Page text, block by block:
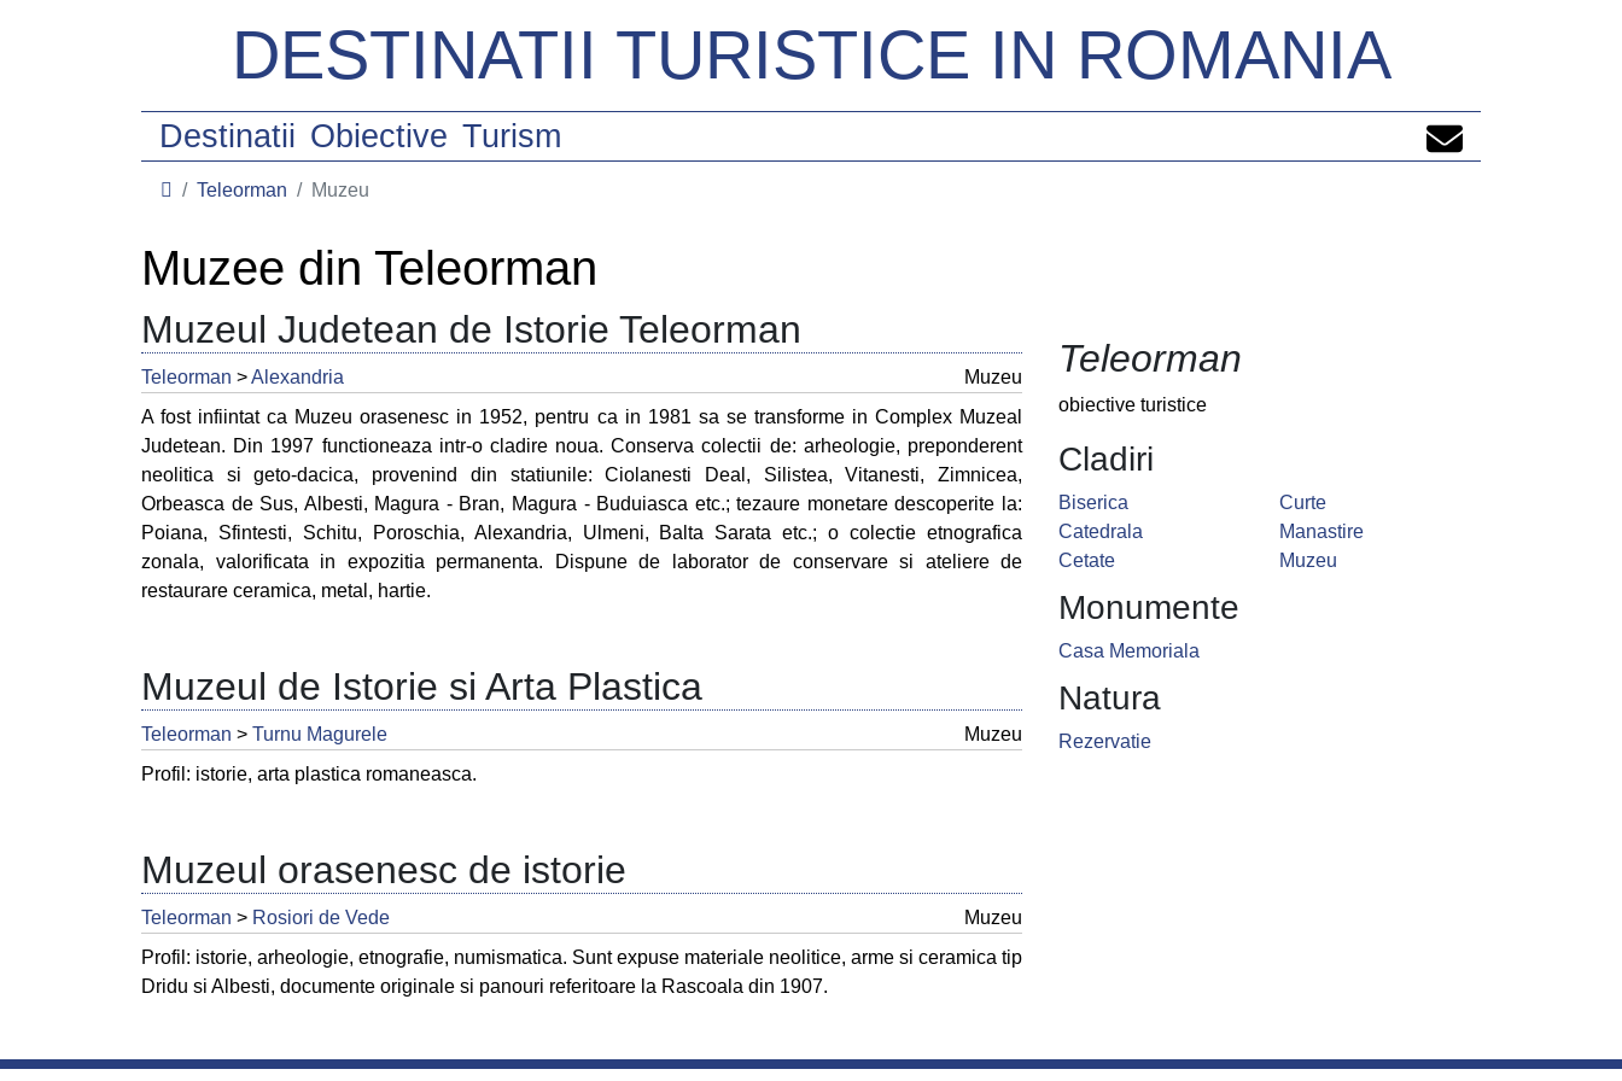
DESTINATII TURISTICE IN ROMANIA
Destinatii Obiective Turism
Teleorman Muzeu
Muzee din Teleorman
Muzeul Judetean de Istorie Teleorman
Teleorman >Alexandria
Muzeu
A fost infiintat ca Muzeu orasenesc in 1952, pentru ca in 1981 sa se transforme in Complex Muzeal
Judetean. Din 1997 functioneaza intr-o cladire noua. Conserva colectii de: arheologie, preponderent
neolitica si geto-dacica, provenind din statiunile: Ciolanesti Deal, Silistea, Vitanesti, Zimnicea,
Orbeasca de Sus, Albesti, Magura - Bran, Magura - Buduiasca etc.; tezaure monetare descoperite la:
Poiana, Sfintesti, Schitu, Poroschia, Alexandria, Ulmeni, Balta Sarata etc.; o colectie etnografica
zonala, valorificata in expozitia permanenta. Dispune de laborator de conservare si ateliere de
restaurare ceramica, metal, hartie.
Muzeul de Istorie si Arta Plastica
Teleorman > Turnu Magurele
Muzeu
Profil: istorie, arta plastica romaneasca.
Muzeul orasenesc de istorie
Teleorman > Rosiori de Vede
Muzeu
Profil: istorie, arheologie, etnografie, numismatica. Sunt expuse materiale neolitice, arme si ceramica tip
Dridu si Albesti, documente originale si panouri referitoare la Rascoala din 1907.
Teleorman
obiective turistice
Cladiri
Biserica
Catedrala
Cetate
Curte
Manastire
Muzeu
Monumente
Casa Memoriala
Natura
Rezervatie